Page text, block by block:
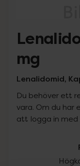
mg
Lenalidomid,
Du behöver ett
vara. Om du har
att logga in med